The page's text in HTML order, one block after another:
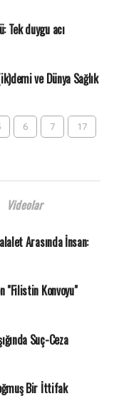
Tek duygu acı
ve Dünya Sağlık
6 7 17
Videolar
Arasında İnsan:
"Filistin Konvoyu"
Suç-Ceza
Bir İttifak